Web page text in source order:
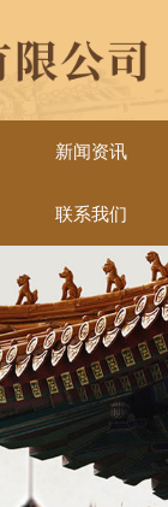
新闻资讯
联系我们